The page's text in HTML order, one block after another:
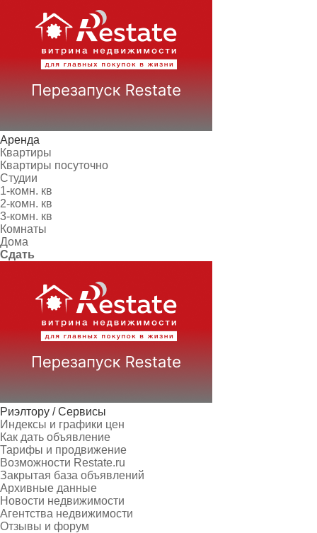
Аренда
Квартиры
Квартиры посуточно
Студии
1-комн. кв
2-комн. кв
3-комн. кв
Комнаты
Дома
Сдать
Риэлтору / Сервисы
Индексы и графики цен
Как дать объявление
Тарифы и продвижение
Возможности Restate.ru
Закрытая база объявлений
Архивные данные
Новости недвижимости
Агентства недвижимости
Отзывы и форум